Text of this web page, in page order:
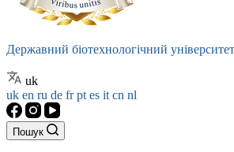
Державний біотехнологічний університет
uk
uk en ru de frpt es it cn nl
Пошук